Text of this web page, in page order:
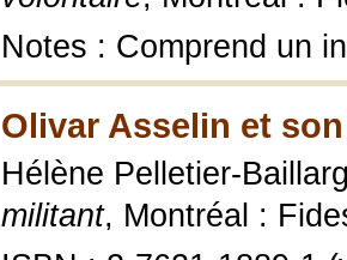
Notes : Comprend un
Olivar Asselin et
Hélène Pelletier-
militant, Montréal :